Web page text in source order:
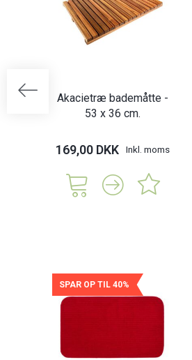
Akacietræ bademåtte -
53 x 36 cm.
169,00 DKK Inkl. moms
SPAR OP TIL 40%